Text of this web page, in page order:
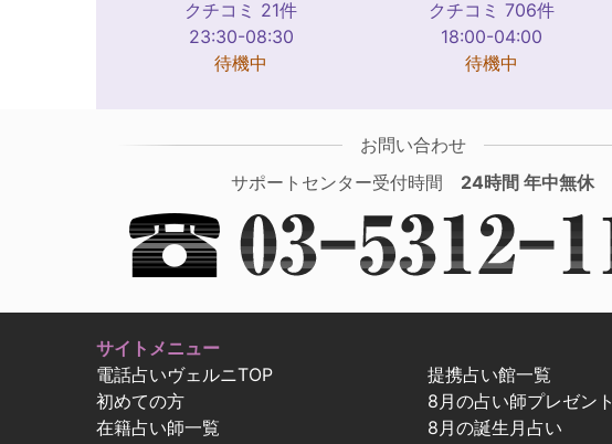
クチコミ 21件
23:30-08:30
待機中
クチコミ 706件
18:00-04:00
待機中
お問い合わせ
サポートセンター受付時間 24時間 年中無休
サイトメニュー
電話占いヴェルニTOP
初めての方
在籍占い師一覧
提携占い館一覧
8月の占い師プレゼント
8月の誕生月占い